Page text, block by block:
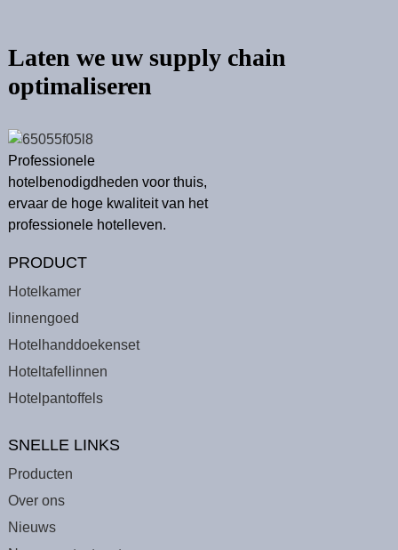
Laten we uw supply chain
optimaliseren
Professionele
hotelbenodigdheden voor thuis,
ervaar de hoge kwaliteit van het
professionele hotelleven.
PRODUCT
Hotelkamer
linnengoed
Hotelhanddoekenset
Hoteltafellinnen
Hotelpantoffels
SNELLE LINKS
Producten
Over ons
Nieuws